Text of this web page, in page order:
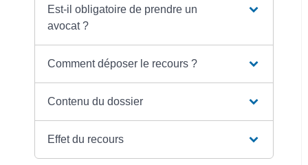
Est-il obligatoire de prendre un
avocat ?
Comment déposer le recours ?
Contenu du dossier
Effet du recours